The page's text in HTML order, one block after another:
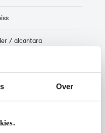
Over
/ alcantara